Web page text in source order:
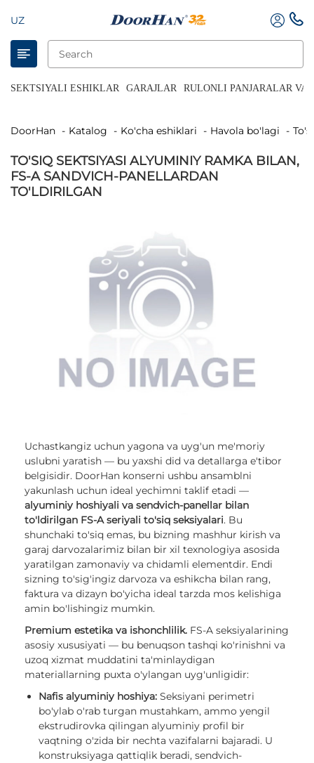
UZ
SEKTSIYALI ESHIKLAR GARAJLAR RULONLI PANJARALAR VA
DoorHan Katalog Ko'cha eshiklari Havola bo'lagi
TO'SIQ SEKTSIYASI ALYUMINIY RAMKA BILAN,
FS-A SANDVICH-PANELLARDAN
TO'LDIRILGAN
Uchastkangiz uchun yagona va uyg'un me'moriy
uslubni yaratish — bu yaxshi did va detallarga e'tibor
belgisidir. DoorHan konserni ushbu ansamblni
yakunlash uchun ideal yechimni taklif etadi —
alyuminiy hoshiyali va sendvich-panellar bilan
to'ldirilgan FS-A seriyali to'siq seksiyalari. Bu
shunchaki to'siq emas, bu bizning mashhur kirish va
garaj darvozalarimiz bilan bir xil texnologiya asosida
yaratilgan zamonaviy va chidamli elementdir. Endi
sizning to'sig'ingiz darvoza va eshikcha bilan rang,
faktura va dizayn bo'yicha ideal tarzda mos kelishiga
amin bo'lishingiz mumkin.
Premium estetika va ishonchlilik. FS-A seksiyalarining
asosiy xususiyati — bu benuqson tashqi ko'rinishni va
uzoq xizmat muddatini ta'minlaydigan
materiallarning puxta o'ylangan uyg'unligidir:
Nafis alyuminiy hoshiya: Seksiyani perimetri
bo'ylab o'rab turgan mustahkam, ammo yengil
ekstrudirovka qilingan alyuminiy profil bir
vaqtning o'zida bir nechta vazifalarni bajaradi. U
konstruksiyaga qattiqlik beradi, sendvich-